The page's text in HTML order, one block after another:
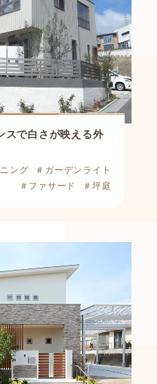
スで白さが映える外
ング
＃ガーデンライト
＃ファサード
＃坪庭